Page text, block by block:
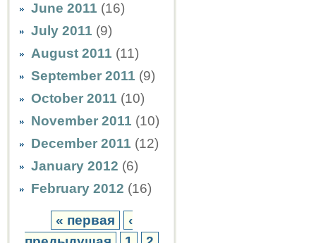
June 2011 (16)
July 2011 (9)
August 2011 (11)
September 2011 (9)
October 2011 (10)
November 2011 (10)
December 2011 (12)
January 2012 (6)
February 2012 (16)
« первая
‹